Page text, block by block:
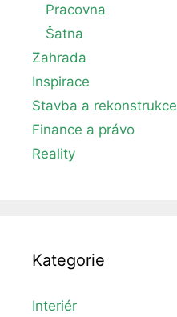
Pracovna
Šatna
Zahrada
Inspirace
Stavba a rekonstrukce
Finance a právo
Reality
Kategorie
Interiér